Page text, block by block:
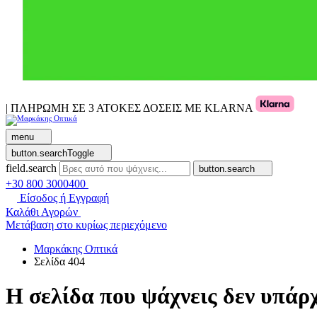
| ΠΛΗΡΩΜΗ ΣΕ 3 ΑΤΟΚΕΣ ΔΟΣΕΙΣ ΜΕ KLARNA
menu
button.searchToggle
field.search button.search
+30 800 3000400
Είσοδος ή Εγγραφή
Καλάθι Αγορών
Μετάβαση στο κυρίως περιεχόμενο
Μαρκάκης Οπτικά
Σελίδα 404
Η σελίδα που ψάχνεις δεν